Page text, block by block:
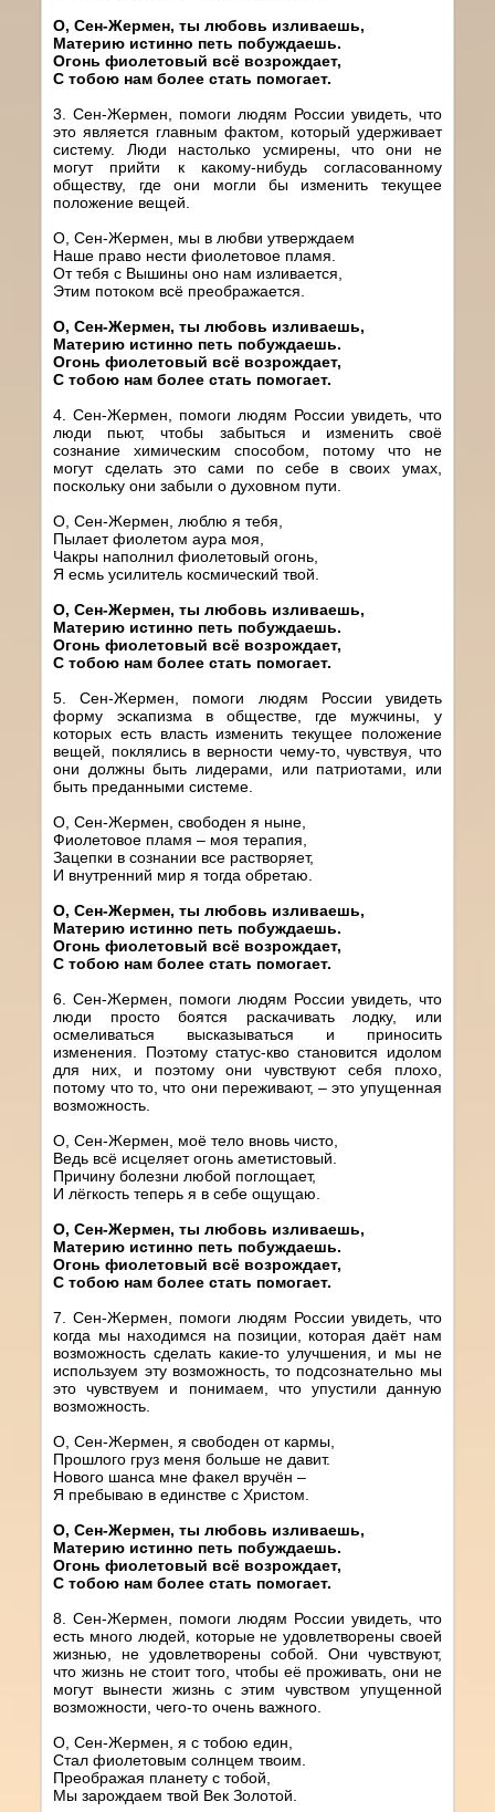
О, Сен-Жермен, ты любовь изливаешь,
Материю истинно петь побуждаешь.
Огонь фиолетовый всё возрождает,
С тобою нам более стать помогает.
3. Сен-Жермен, помоги людям России увидеть, что
это является главным фактом, который удерживает
систему. Люди настолько усмирены, что они не
могут прийти к какому-нибудь согласованному
обществу, где они могли бы изменить текущее
положение вещей.
О, Сен-Жермен, мы в любви утверждаем
Наше право нести фиолетовое пламя.
От тебя с Вышины оно нам изливается,
Этим потоком всё преображается.
О, Сен-Жермен, ты любовь изливаешь,
Материю истинно петь побуждаешь.
Огонь фиолетовый всё возрождает,
С тобою нам более стать помогает.
4. Сен-Жермен, помоги людям России увидеть, что
люди пьют, чтобы забыться и изменить своё
сознание химическим способом, потому что не
могут сделать это сами по себе в своих умах,
поскольку они забыли о духовном пути.
О, Сен-Жермен, люблю я тебя,
Пылает фиолетом аура моя,
Чакры наполнил фиолетовый огонь,
Я есмь усилитель космический твой.
О, Сен-Жермен, ты любовь изливаешь,
Материю истинно петь побуждаешь.
Огонь фиолетовый всё возрождает,
С тобою нам более стать помогает.
5. Сен-Жермен, помоги людям России увидеть
форму эскапизма в обществе, где мужчины, у
которых есть власть изменить текущее положение
вещей, поклялись в верности чему-то, чувствуя, что
они должны быть лидерами, или патриотами, или
быть преданными системе.
О, Сен-Жермен, свободен я ныне,
Фиолетовое пламя – моя терапия,
Зацепки в сознании все растворяет,
И внутренний мир я тогда обретаю.
О, Сен-Жермен, ты любовь изливаешь,
Материю истинно петь побуждаешь.
Огонь фиолетовый всё возрождает,
С тобою нам более стать помогает.
6. Сен-Жермен, помоги людям России увидеть, что
люди просто боятся раскачивать лодку, или
осмеливаться высказываться и приносить
изменения. Поэтому статус-кво становится идолом
для них, и поэтому они чувствуют себя плохо,
потому что то, что они переживают, – это упущенная
возможность.
О, Сен-Жермен, моё тело вновь чисто,
Ведь всё исцеляет огонь аметистовый.
Причину болезни любой поглощает,
И лёгкость теперь я в себе ощущаю.
О, Сен-Жермен, ты любовь изливаешь,
Материю истинно петь побуждаешь.
Огонь фиолетовый всё возрождает,
С тобою нам более стать помогает.
7. Сен-Жермен, помоги людям России увидеть, что
когда мы находимся на позиции, которая даёт нам
возможность сделать какие-то улучшения, и мы не
используем эту возможность, то подсознательно мы
это чувствуем и понимаем, что упустили данную
возможность.
О, Сен-Жермен, я свободен от кармы,
Прошлого груз меня больше не давит.
Нового шанса мне факел вручён –
Я пребываю в единстве с Христом.
О, Сен-Жермен, ты любовь изливаешь,
Материю истинно петь побуждаешь.
Огонь фиолетовый всё возрождает,
С тобою нам более стать помогает.
8. Сен-Жермен, помоги людям России увидеть, что
есть много людей, которые не удовлетворены своей
жизнью, не удовлетворены собой. Они чувствуют,
что жизнь не стоит того, чтобы её проживать, они не
могут вынести жизнь с этим чувством упущенной
возможности, чего-то очень важного.
О, Сен-Жермен, я с тобою един,
Стал фиолетовым солнцем твоим.
Преображая планету с тобой,
Мы зарождаем твой Век Золотой.